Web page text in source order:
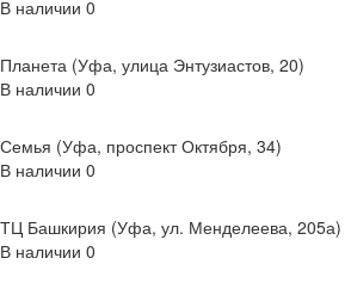
В наличии 0
Планета (Уфа, улица Энтузиастов, 20)
В наличии 0
Семья (Уфа, проспект Октября, 34)
В наличии 0
ТЦ Башкирия (Уфа, ул. Менделеева, 205а)
В наличии 0